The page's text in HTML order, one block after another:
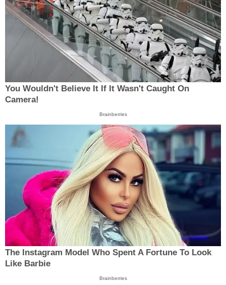
You Wouldn't Believe It If It Wasn't Caught On
Camera!
Brainberries
The Instagram Model Who Spent A Fortune To Look
Like Barbie
Brainberries